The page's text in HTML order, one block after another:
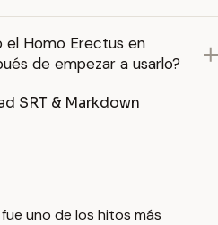
Homo Erectus en
de empezar a usarlo?
SRT & Markdown
uno de los hitos más